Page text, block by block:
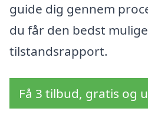
guide dig gennem
du får den bedst
tilstandsrapport.
Få 3 tilbud, gratis og